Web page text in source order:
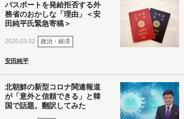
パスポートを発給拒否する外
務省のおかしな「理由」＜安
田純平氏緊急寄稿＞
2020.03.02 政治・経済
安田純平
北朝鮮の新型コロナ関連報道
が「意外と信頼できる」と韓
国で話題。翻訳してみた